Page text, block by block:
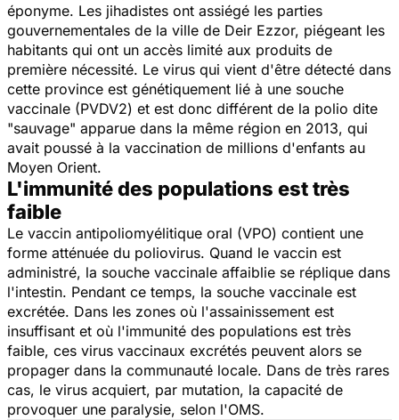
éponyme. Les jihadistes ont assiégé les parties
gouvernementales de la ville de Deir Ezzor, piégeant les
habitants qui ont un accès limité aux produits de
première nécessité. Le virus qui vient d'être détecté dans
cette province est génétiquement lié à une souche
vaccinale (PVDV2) et est donc différent de la polio dite
"sauvage" apparue dans la même région en 2013, qui
avait poussé à la vaccination de millions d'enfants au
Moyen Orient.
L'immunité des populations est très
faible
Le vaccin antipoliomyélitique oral (VPO) contient une
forme atténuée du poliovirus. Quand le vaccin est
administré, la souche vaccinale affaiblie se réplique dans
l'intestin. Pendant ce temps, la souche vaccinale est
excrétée. Dans les zones où l'assainissement est
insuffisant et où l'immunité des populations est très
faible, ces virus vaccinaux excrétés peuvent alors se
propager dans la communauté locale. Dans de très rares
cas, le virus acquiert, par mutation, la capacité de
provoquer une paralysie, selon l'OMS.